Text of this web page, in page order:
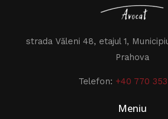
strada Văleni 48, etajul 1,
Prahova
Telefon: +40 770
Meniu